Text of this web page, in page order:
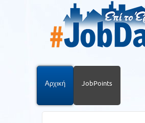
Αρχική JobPoints